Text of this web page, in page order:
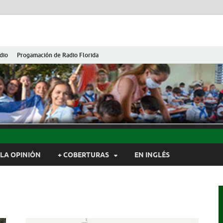
Progamación de Radio Florida
de Cuba
Camagüey, Cuba
LA OPINIÓN + COBERTURAS EN INGLÉS